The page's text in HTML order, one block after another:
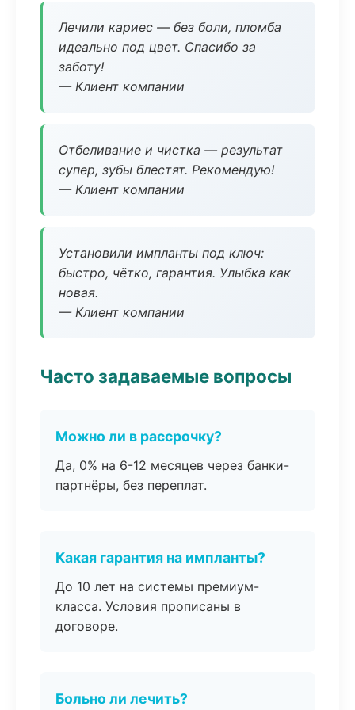
Лечили кариес — без боли, пломба
идеально под цвет. Спасибо за
заботу!
— Клиент компании
Отбеливание и чистка — результат
супер, зубы блестят. Рекомендую!
— Клиент компании
Установили импланты под ключ:
быстро, чётко, гарантия. Улыбка как
новая.
— Клиент компании
Часто задаваемые вопросы
Можно ли в рассрочку?
Да, 0% на 6-12 месяцев через банки-
партнёры, без переплат.
Какая гарантия на импланты?
До 10 лет на системы премиум-
класса. Условия прописаны в
договоре.
Больно ли лечить?